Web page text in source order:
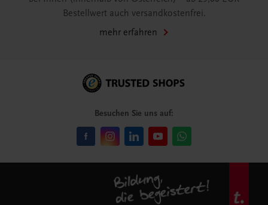
Bestellwert auch versandkostenfrei.
mehr erfahren
Besuchen Sie uns auf: